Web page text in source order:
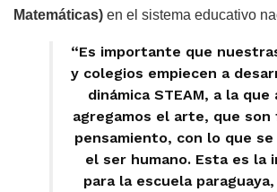
Matemáticas) en el sistema educativo
“Es importante que
y colegios empiecen a
dinámica STEAM, a la que
agregamos el arte, que son
pensamiento, con lo que
el ser humano. Esta es la
para la escuela